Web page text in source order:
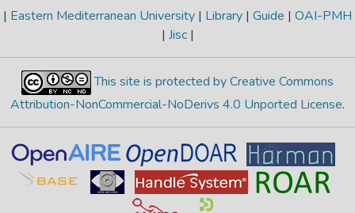
| Eastern Mediterranean University | Library | Guide | OAI-PMH
| Jisc |
This site is protected by Creative Commons
Attribution-NonCommercial-NoDerivs 4.0 Unported License.